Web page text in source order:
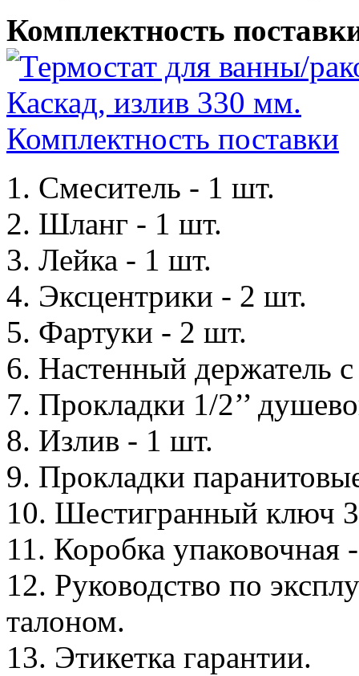
Комплектность
1. Смеситель - 1 шт.
2. Шланг - 1 шт.
3. Лейка - 1 шт.
4. Эксцентрики - 2 шт.
5. Фартуки - 2 шт.
6. Настенный держатель
7. Прокладки 1/2’’
8. Излив - 1 шт.
9. Прокладки
10. Шестигранный ключ
11. Коробка упаковочная
12. Руководство по
талоном.
13. Этикетка гарантии.